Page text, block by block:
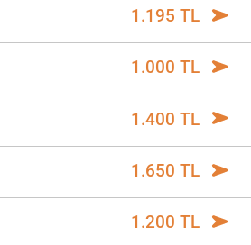
1.195 TL
1.000 TL
1.400 TL
1.650 TL
1.200 TL